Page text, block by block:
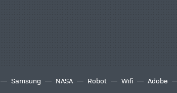
Samsung NASA Robot Wifi Adobe